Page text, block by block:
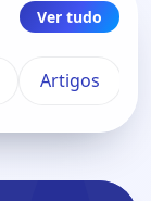
Ver tudo
Artigos